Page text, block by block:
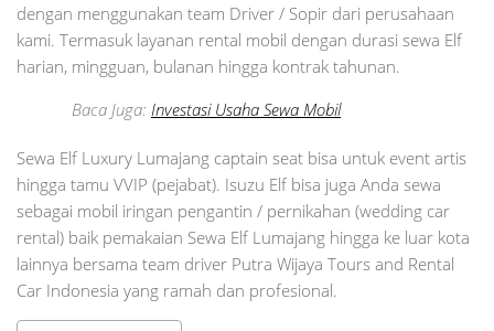
dengan menggunakan team Driver / Sopir dari perusahaan
kami. Termasuk layanan rental mobil dengan durasi sewa Elf
harian, mingguan, bulanan hingga kontrak tahunan.
Baca Juga: Investasi Usaha Sewa Mobil
Sewa Elf Luxury Lumajang captain seat bisa untuk event artis
hingga tamu VVIP (pejabat). Isuzu Elf bisa juga Anda sewa
sebagai mobil iringan pengantin / pernikahan (wedding car
rental) baik pemakaian Sewa Elf Lumajang hingga ke luar kota
lainnya bersama team driver Putra Wijaya Tours and Rental
Car Indonesia yang ramah dan profesional.